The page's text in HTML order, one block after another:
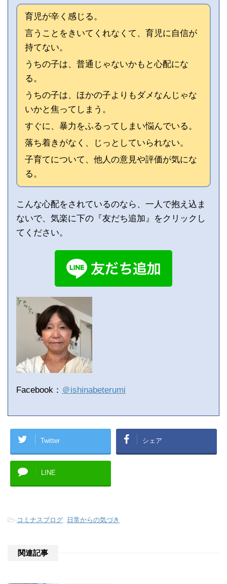
育児が辛く感じる。
言うことをきいてくれなくて、育児に自信が
持てない。
うちの子は、普通じゃないかもと心配にな
る。
うちの子は、ほかの子よりもダメなんじゃな
いかと焦ってしまう。
すぐに、暴力をふるってしまい悩んでいる。
落ち着きがなく、じっとしていられない。
子育てについて、他人の意見や評価が気にな
る。
こんな心配をされているのなら、一人で抱え込ま
ないで、気楽に下の『友だち追加』をクリックし
てください。
Facebook： ＠ishinabeterumi
Twitter シェア
LINE
-コミナスブログ 日常からの気づき
関連記事